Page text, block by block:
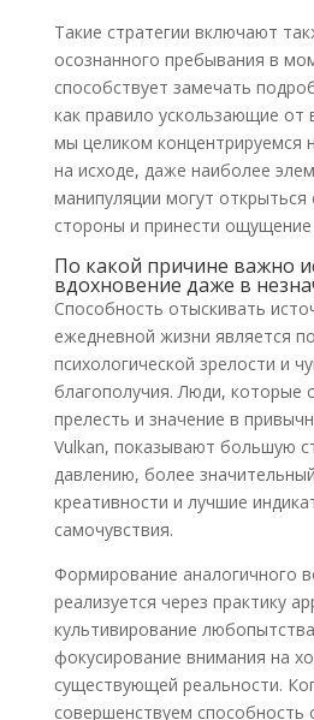
Такие стратегии включают
осознанного пребывания в
способствует замечать
как правило ускользающие от
мы целиком концентрируемся
на исходе, даже наиболее
манипуляции могут открыться
стороны и принести ощущение
По какой причине важно
вдохновение даже в
Способность отыскивать
ежедневной жизни является
психологической зрелости и
благополучия. Люди, которые
прелесть и значение в
Vulkan, показывают большую
давлению, более
креативности и лучшие
самочувствия.
Формирование аналогичного
реализуется через практику
культивирование
фокусирование внимания на
существующей реальности.
совершенствуем способность